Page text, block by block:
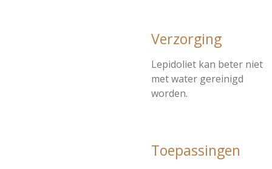
Verzorging
Lepidoliet kan beter niet
met water gereinigd
worden.
Toepassingen